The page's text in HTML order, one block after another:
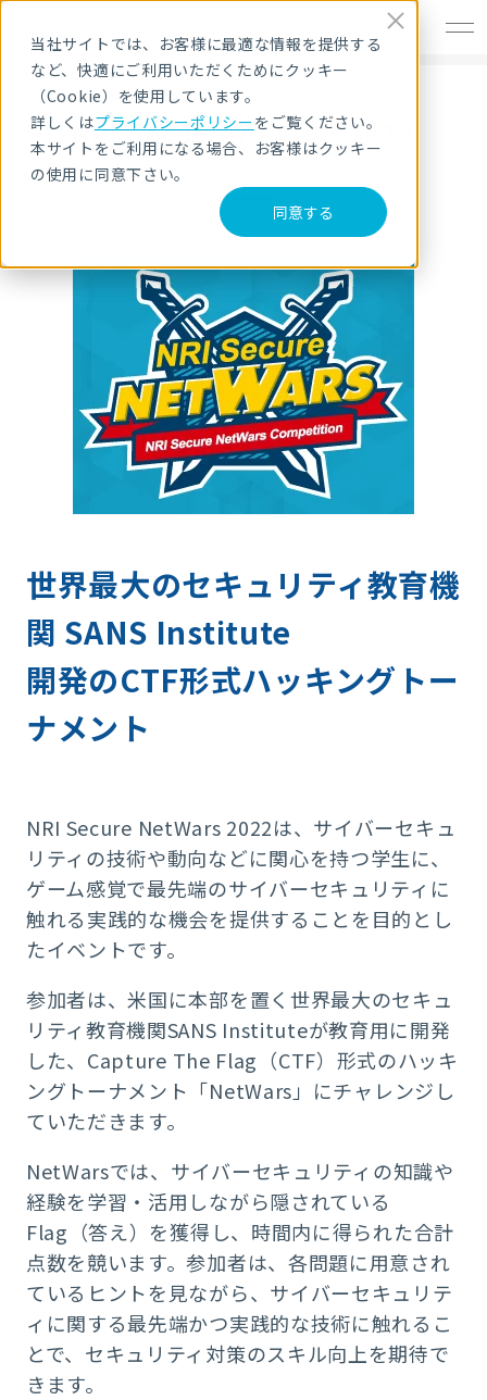
当社サイトでは、お客様に最適な情報を提供する
など、快適にご利用いただくためにクッキー
（Cookie）を使用しています。
詳しくはプライバシーポリシーをご覧ください。
本サイトをご利用になる場合、お客様はクッキー
の使用に同意下さい。
同意する
NRI Secure NetWars 2022
CTFハッキングトーナメント
世界最大のセキュリティ教育機
関 SANS Institute
開発のCTF形式ハッキングトー
ナメント
NRI Secure NetWars 2022は、 サイバーセキュ
リティの技術や動向などに関心を持つ学生に、
ゲーム感覚で最先端のサイバーセキュリティに
触れる実践的な機会を提供することを目的とし
たイベントです。
参加者は、米国に本部を置く世界最大のセキュ
リティ教育機関SANS Instituteが教育用に開発
した、Capture The Flag（CTF）形式のハッキ
ングトーナメント「NetWars」にチャレンジし
ていただきます。
NetWarsでは、サイバーセキュリティの知識や
経験を学習・活用しながら隠されている
Flag（答え）を獲得し、時間内に得られた合計
点数を競います。参加者は、各問題に用意され
ているヒントを見ながら、サイバーセキュリテ
ィに関する最先端かつ実践的な技術に触れるこ
とで、セキュリティ対策のスキル向上を期待で
きます。